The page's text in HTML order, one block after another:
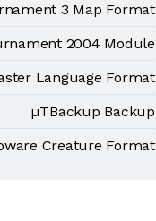
3 Map Format
2004 Module
Language Format
µTBackup Backup
Creature Format